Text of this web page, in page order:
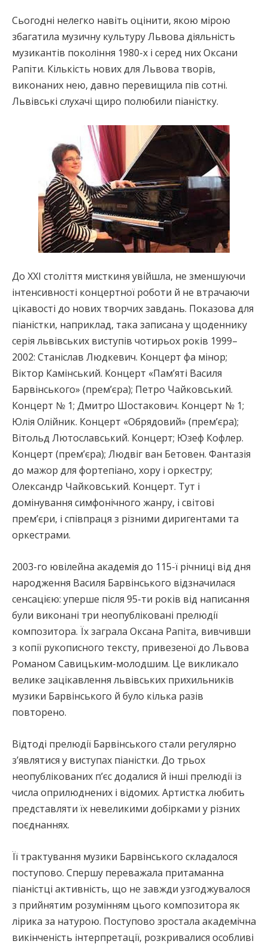
Сьогодні нелегко навіть оцінити, якою мірою
збагатила музичну культуру Львова діяльність
музикантів покоління 1980-х і серед них Оксани
Рапіти. Кількість нових для Львова творів,
виконаних нею, давно перевищила пів сотні.
Львівські слухачі щиро полюбили піаністку.
До ХХІ століття мисткиня увійшла, не зменшуючи
інтенсивності концертної роботи й не втрачаючи
цікавості до нових творчих завдань. Показова для
піаністки, наприклад, така записана у щоденнику
серія львівських виступів чотирьох років 1999–
2002: Станіслав Людкевич. Концерт фа мінор;
Віктор Камінський. Концерт «Пам’яті Василя
Барвінського» (прем’єра); Петро Чайковський.
Концерт № 1; Дмитро Шостакович. Концерт № 1;
Юлія Олійник. Концерт «Обрядовий» (прем’єра);
Вітольд Лютославський. Концерт; Юзеф Кофлер.
Концерт (прем’єра); Людвіг ван Бетовен. Фантазія
до мажор для фортепіано, хору і оркестру;
Олександр Чайковський. Концерт. Тут і
домінування симфонічного жанру, і світові
прем’єри, і співпраця з різними диригентами та
оркестрами.
2003-го ювілейна академія до 115-ї річниці від дня
народження Василя Барвінського відзначилася
сенсацією: уперше після 95-ти років від написання
були виконані три неопубліковані прелюдії
композитора. Їх заграла Оксана Рапіта, вивчивши
з копії рукописного тексту, привезеної до Львова
Романом Савицьким-молодшим. Це викликало
велике зацікавлення львівських прихильників
музики Барвінського й було кілька разів
повторено.
Відтоді прелюдії Барвінського стали регулярно
з’являтися у виступах піаністки. До трьох
неопублікованих п’єс додалися й інші прелюдії із
числа оприлюднених і відомих. Артистка любить
представляти їх невеликими добірками у різних
поєднаннях.
Її трактування музики Барвінського складалося
поступово. Спершу переважала притаманна
піаністці активність, що не завжди узгоджувалося
з прийнятим розумінням цього композитора як
лірика за натурою. Поступово зростала академічна
викінченість інтерпретації, розкривалися особливі